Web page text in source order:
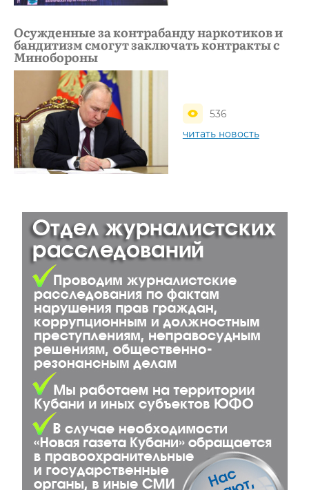
Осужденные за контрабанду наркотиков и
бандитизм смогут заключать контракты с
Минобороны
536
читать новость